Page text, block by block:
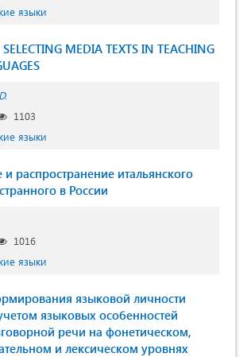
языки
SELECTING MEDIA TEXTS IN TEACHING
1103
языки
распространение итальянского
в России
1016
языки
языковой личности
языковых особенностей
речи на фонетическом,
и лексическом уровнях